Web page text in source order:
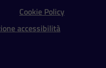
e Social
Cookie Policy
accessibilità